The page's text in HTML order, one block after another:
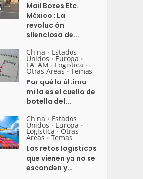
Mail Boxes Etc.
México : La
revolución
silenciosa de...
China • Estados
Unidos • Europa •
LATAM • Logistica •
Otras Areas • Temas
Por qué la última
milla es el cuello de
botella del...
China • Estados
Unidos • Europa •
Logistica • Otras
Areas • Temas
Los retos logísticos
que vienen ya no se
esconden y...